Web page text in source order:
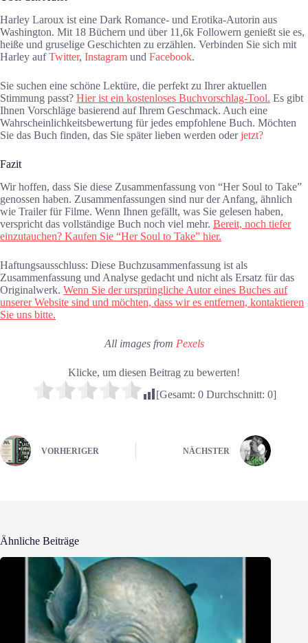
Harley Laroux ist eine Dark Romance- und Erotika-Autorin aus
Washington. Mit 18 Büchern und über 11,6k Followern genießt sie es,
heiße und gruselige Geschichten zu erzählen. Verbinden Sie sich mit
Harley aufTwitter, Instagram und Facebook.
Sie suchen eine schöne Lektüre, die perfekt zu Ihrer aktuellen
Stimmung passt? Hier ist ein kostenloses Buchvorschlag-Tool. Es gibt
Ihnen Vorschläge basierend auf Ihrem Geschmack. Auch eine
Wahrscheinlichkeitsbewertung für jedes empfohlene Buch. Möchten
Sie das Buch finden, das Sie später lieben werden oderjetzt?
Fazit
Wir hoffen, dass Sie diese Zusammenfassung von “Her Soul to Take”
genossen haben. Zusammenfassungen sind nur der Anfang, ähnlich
wie Trailer für Filme. Wenn Ihnen gefällt, was Sie gelesen haben,
verspricht das vollständige Buch noch viel mehr. Bereit, noch tiefer
einzutauchen? Kaufen Sie “Her Soul to Take” hier.
Haftungsausschluss: Diese Buchzusammenfassung ist als
Zusammenfassung und Analyse gedacht und nicht als Ersatz für das
Originalwerk. Wenn Sie der ursprüngliche Autor eines Buches auf
unserer Website sind und möchten, dass wir es entfernen, kontaktieren
Sie uns bitte.
All images from Pexels
Klicke, um diesen Beitrag zu bewerten!
[Gesamt: 0Durchschnitt: 0]
VORHERIGER NÄCHSTER
Ähnliche Beiträge